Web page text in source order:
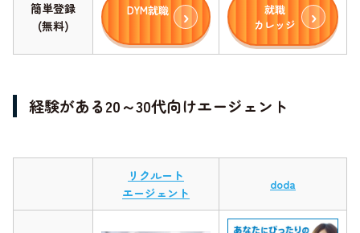
簡単登録
(無料)
DYM就職
就職
カレッジ
経験がある20～30代向けエージェント
リクルート
エージェント
doda